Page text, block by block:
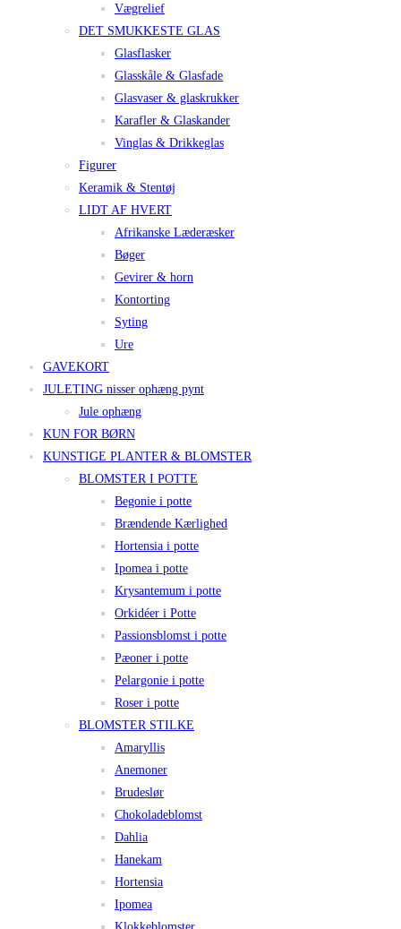
Vægrelief
DET SMUKKESTE GLAS
Glasflasker
Glasskåle & Glasfade
Glasvaser & glaskrukker
Karafler & Glaskander
Vinglas & Drikkeglas
Figurer
Keramik & Stentøj
LIDT AF HVERT
Afrikanske Læderæsker
Bøger
Gevirer & horn
Kontorting
Syting
Ure
GAVEKORT
JULETING nisser ophæng pynt
Jule ophæng
KUN FOR BØRN
KUNSTIGE PLANTER & BLOMSTER
BLOMSTER I POTTE
Begonie i potte
Brændende Kærlighed
Hortensia i potte
Ipomea i potte
Krysantemum i potte
Orkidéer i Potte
Passionsblomst i potte
Pæoner i potte
Pelargonie i potte
Roser i potte
BLOMSTER STILKE
Amaryllis
Anemoner
Brudeslør
Chokoladeblomst
Dahlia
Hanekam
Hortensia
Ipomea